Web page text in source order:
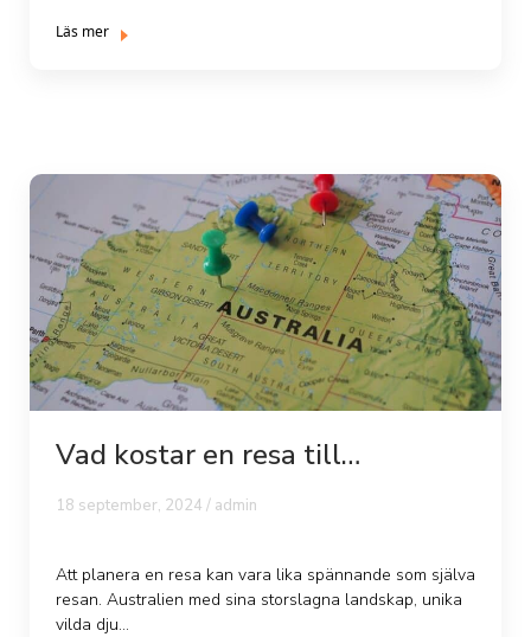
Läs mer
Vad kostar en resa till
Australien?
18 september, 2024 / admin
Att planera en resa kan vara lika spännande som själva
resan. Australien med sina storslagna landskap, unika
vilda dju...